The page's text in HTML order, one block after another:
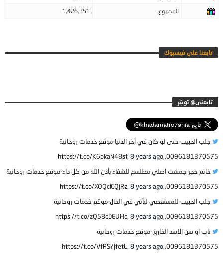
المجموع
1,426,351
تابعنا على فيسبوك
جلب الحبيب حتى لو كان في أخر الدنيا-موقع خدمات روحانية
0096181370575,,https://t.co/K6pkaN48sf,
8 years ago
خاتم حجر جمشت اصلي مطلسم للشفاء بأذن الله من كل داء-موقع خدمات روحانية
0096181370575,,https://t.co/XOQciCQjRz,
8 years ago
جلب الحبيب للمستعصي ليأتي في الحال-موقع خدمات روحانية
0096181370575,,https://t.co/zQ58cDEUHc,
8 years ago
ناب او سن الاسد الخارق-موقع خدمات روحانية
0096181370575,,https://t.co/VfPSYjfetL,
8 years ago